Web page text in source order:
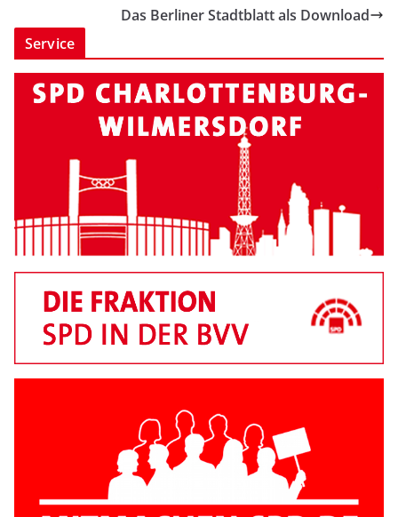
Das Berliner Stadtblatt als Download
Service